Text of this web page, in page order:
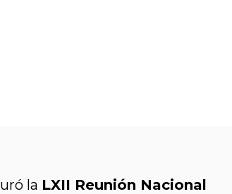
la LXII Reunión Nacional